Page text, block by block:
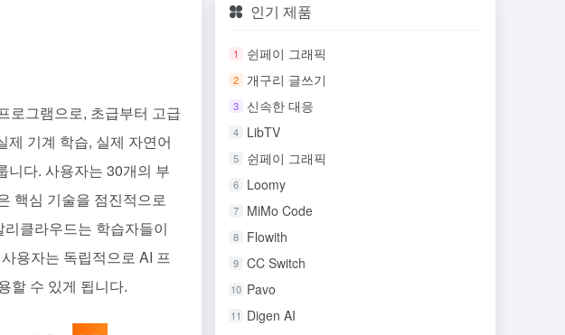
로그램으로, 초급부터 고급
제 기계 학습, 실제 자연어
니다. 사용자는 30개의 부
핵심 기술을 점진적으로
클라우드는 학습자들이
용자는 독립적으로 AI 프
할 수 있게 됩니다.
인기 제품
1 쉰페이 그래픽
2 개구리 글쓰기
3 신속한 대응
4 LibTV
5 쉰페이 그래픽
6 Loomy
7 MiMo Code
8 Flowith
9 CC Switch
10 Pavo
11 Digen AI